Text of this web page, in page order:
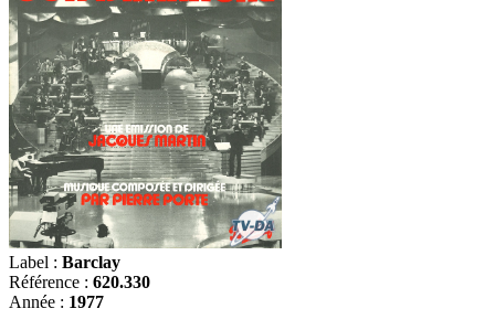
Label : Barclay
Référence : 620.330
Année : 1977